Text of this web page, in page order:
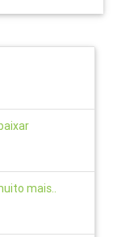
mais..